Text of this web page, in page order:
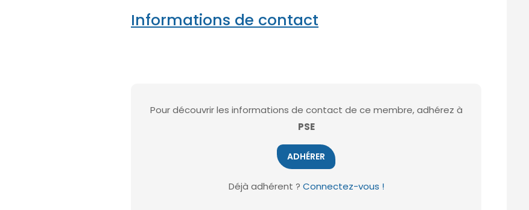
Informations de contact
Pour découvrir les informations de contact de ce membre, adhérez à
PSE
ADHÉRER
Déjà adhérent ? Connectez-vous !